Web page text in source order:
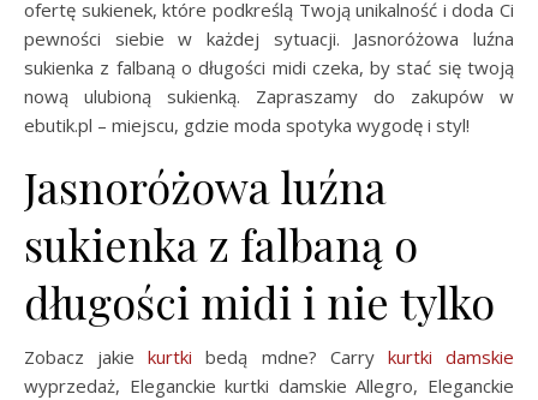
ofertę sukienek, które podkreślą Twoją unikalność i doda Ci
pewności siebie w każdej sytuacji. Jasnoróżowa luźna
sukienka z falbaną o długości midi czeka, by stać się twoją
nową ulubioną sukienką. Zapraszamy do zakupów w
ebutik.pl – miejscu, gdzie moda spotyka wygodę i styl!
Jasnoróżowa luźna
sukienka z falbaną o
długości midi i nie tylko
Zobacz jakiekurtki bedą mdne? Carry kurtki damskie
wyprzedaż, Eleganckie kurtki damskie Allegro, Eleganckie